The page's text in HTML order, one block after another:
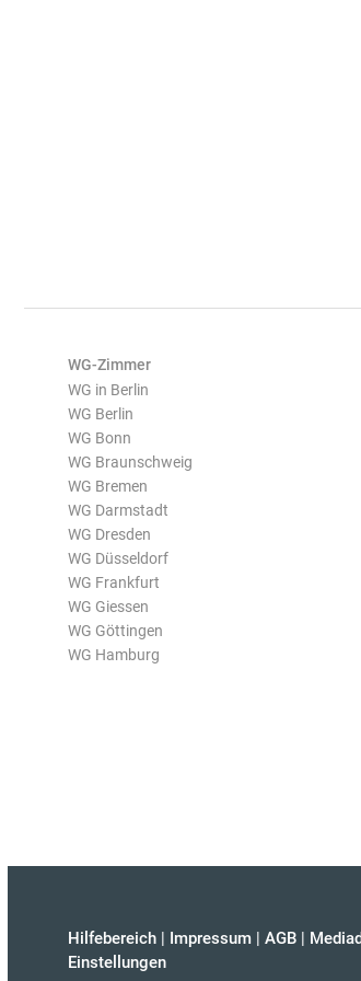
WG-Zimmer
WG in Berlin
WG Berlin
WG Bonn
WG Braunschweig
WG Bremen
WG Darmstadt
WG Dresden
WG Düsseldorf
WG Frankfurt
WG Giessen
WG Göttingen
WG Hamburg
Hilfebereich | Impressum | AGB |
Einstellungen